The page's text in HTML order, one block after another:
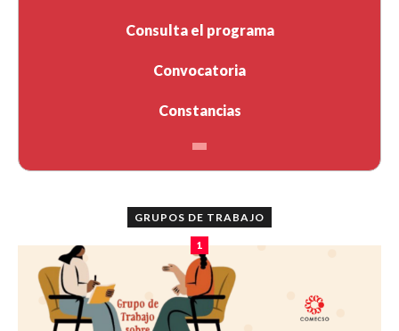
Consulta el programa
Convocatoria
Constancias
GRUPOS DE TRABAJO
1